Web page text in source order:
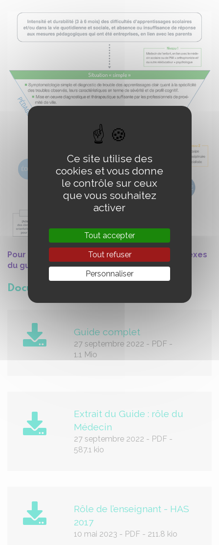
Pour plus d’informations et consulter les annexes
du guide rendez-vous sur le site de la HAS
Documents joints
Guide complet
27 septembre 2022 - PDF -
1.1 Mio
Extrait du Guide : rôle du
Médecin
27 septembre 2022 - PDF -
587.1 kio
Rôle de l’enseignant - HAS
2017
10 mai 2023 - PDF - 211.8 kio
Ce site utilise des
cookies et vous donne
le contrôle sur ceux
que vous souhaitez
activer
Tout accepter
Tout refuser
Personnaliser